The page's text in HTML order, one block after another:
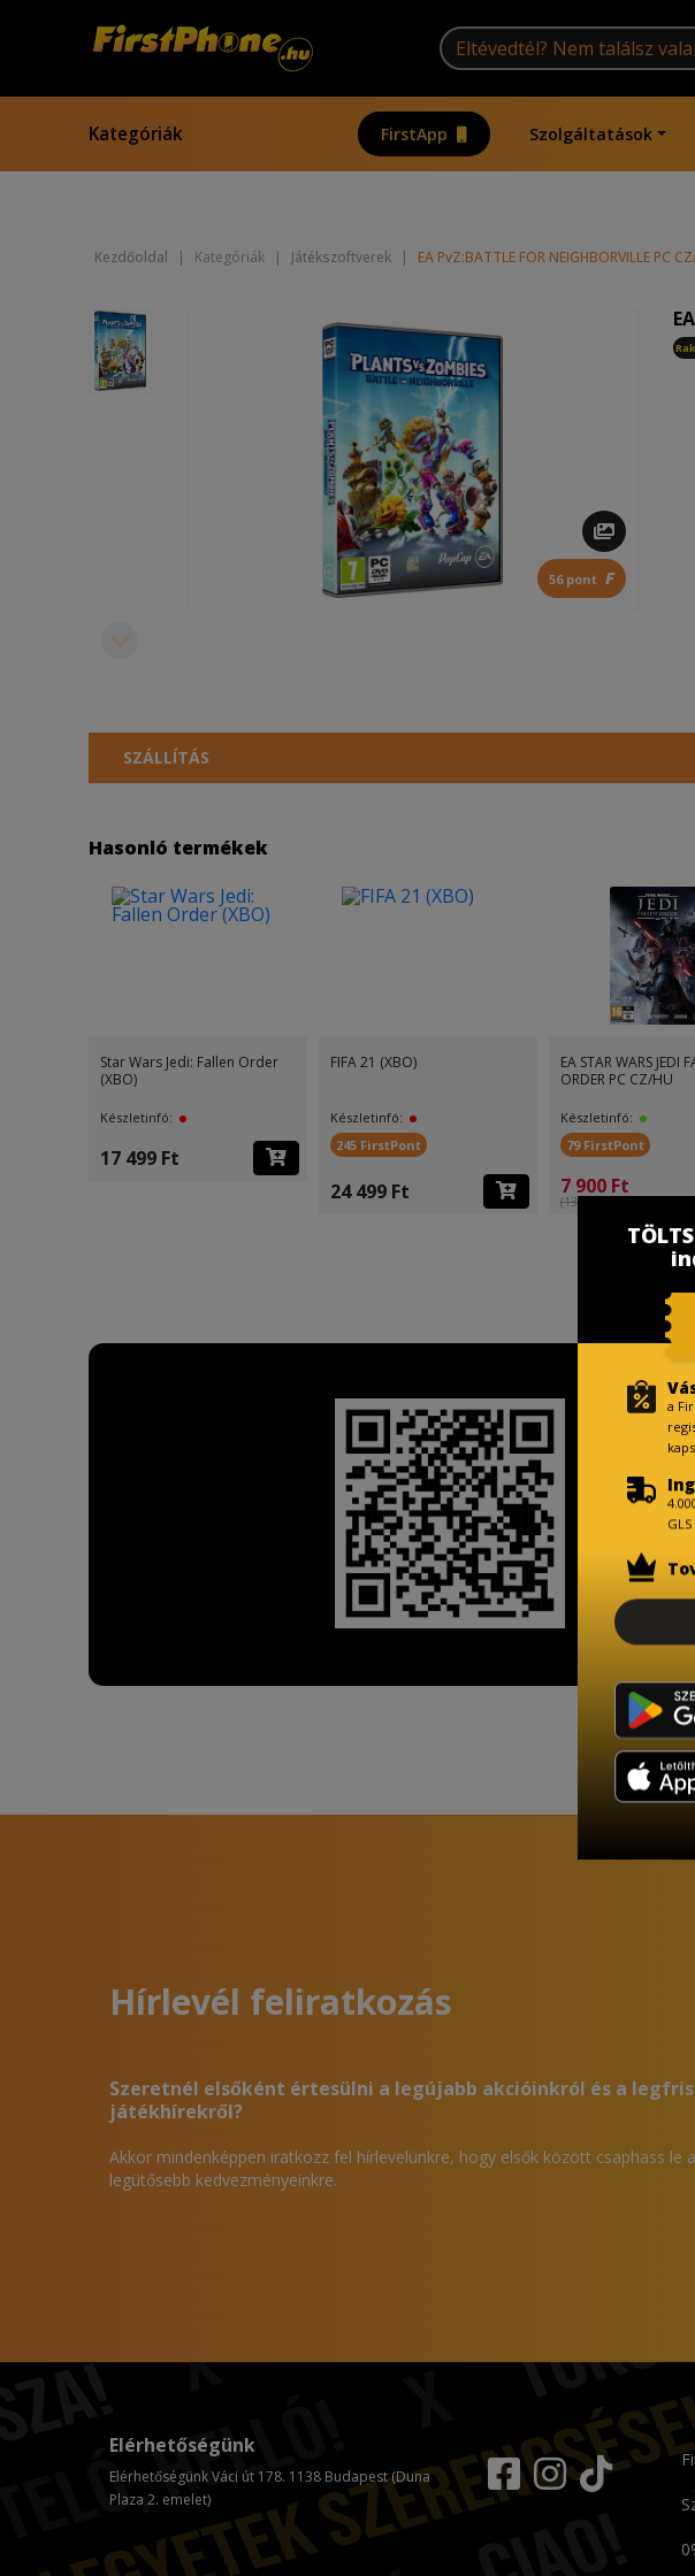
Kategóriák FirstApp Szolgáltatások
Kezdőoldal | Kategóriák | Játékszoftverek | EA PvZ:BATTLE FOR NEIGHBORVILLE PC
56 pont F
SZÁLLÍTÁS
Hasonló termékek
Star Wars Jedi: Fallen Order
(XBO)
Készletinfó:
17 499 Ft
FIFA 21 (XBO)
Készletinfó:
245 FirstPont
24 499 Ft
EA STAR WARS JEDI
ORDER PC CZ/HU
Készletinfó:
79 FirstPont
7 900 Ft
(13 999 Ft )
Hírlevél feliratkozás
Szeretnél elsőként értesülni a legújabb akcióinkról és a
játékhírekről?
Akkor mindenképpen iratkozz fel hírlevelünkre, hogy elsők között csaphass le a
legütősebb kedvezményeinkre.
Elérhetőségünk
Elérhetőségünk Váci út 178. 1138 Budapest (Duna
Plaza 2. emelet)
a